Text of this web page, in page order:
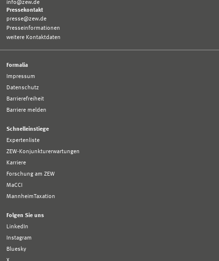
info@zew.de
Pressekontakt
presse@zew.de
Presseinformationen
weitere Kontaktdaten
Formalia
Impressum
Datenschutz
Barrierefreiheit
Barriere melden
Schnelleinstiege
Expertenliste
ZEW-Konjunkturerwartungen
Karriere
Forschung am ZEW
MaCCI
MannheimTaxation
Folgen Sie uns
LinkedIn
Instagram
Bluesky